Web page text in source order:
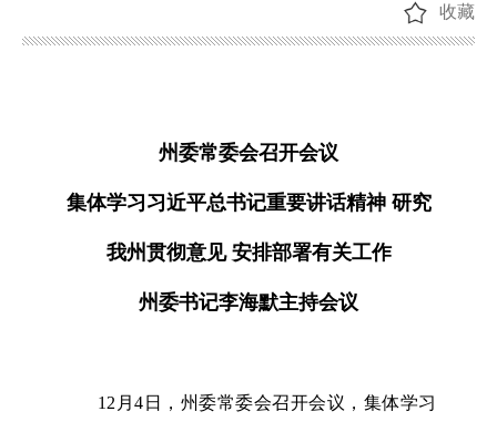
收藏
州委常委会召开会议
集体学习习近平总书记重要讲话精神 研究
我州贯彻意见 安排部署有关工作
州委书记李海默主持会议
12月4日，州委常委会召开会议，集体学习